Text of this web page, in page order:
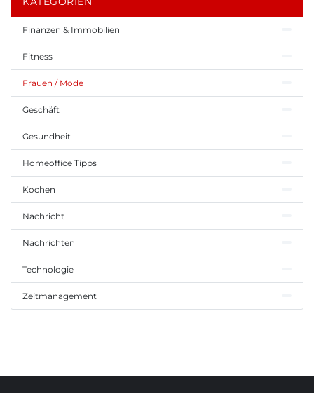
Finanzen & Immobilien
Fitness
Frauen / Mode
Geschäft
Gesundheit
Homeoffice Tipps
Kochen
Nachricht
Nachrichten
Technologie
Zeitmanagement